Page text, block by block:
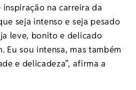
na carreira da
seja intenso e seja pesado
leve, bonito e delicado
Eu sou intensa, mas também
e delicadeza”, afirma a